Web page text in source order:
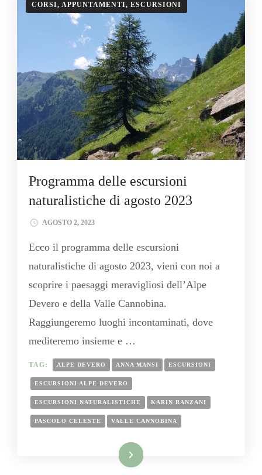
CORSI, APPUNTAMENTI, ESCURSIONI
Programma delle escursioni
naturalistiche di agosto 2023
AGOSTO 2, 2023
Ecco il programma delle escursioni
naturalistiche di agosto 2023, vieni con noi a
scoprire i paesaggi meravigliosi dell’Alpe
Devero e della Valle Cannobina.
Raggiungeremo luoghi incontaminati, dove
mediteremo insieme e …
TAG: ALPE DEVERO ANNA MANSI ESCURSIONI
ESCURSIONI ALPE DEVERO
ESCURSIONI NATURALISTICHE KARIN RANZANI
PASCOLO CELESTE VALLE CANNOBINA
Leggi tutto